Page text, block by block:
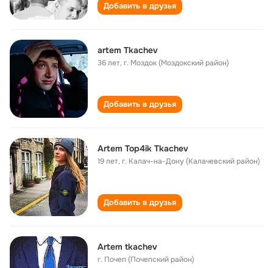
Добавить в друзья
artem Tkachev
36 лет,г. Моздок (Моздокский район)
Добавить в друзья
Artem Top4ik Tkachev
19 лет,г. Калач-на-Дону (Калачевский район)
Добавить в друзья
Artem tkachev
г. Почеп (Почепский район)